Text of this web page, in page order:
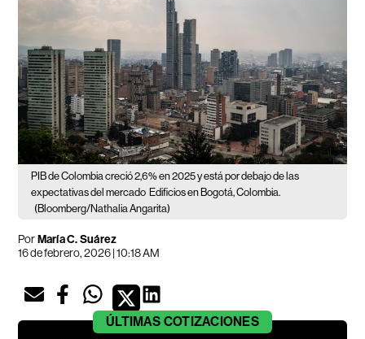
PIB de Colombia creció 2,6% en 2025 y está por debajo de las
expectativas del mercado Edificios en Bogotá, Colombia.
(Bloomberg/Nathalia Angarita)
PorMaría C. Suárez
16 de febrero, 2026 | 10:18 AM
ÚLTIMAS COTIZACIONES